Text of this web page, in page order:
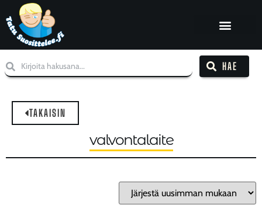
HAE
TAKAISIN
valvontalaite